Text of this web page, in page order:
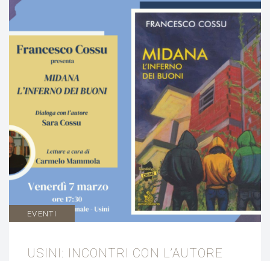
EVENTI
USINI: INCONTRI CON L’AUTORE